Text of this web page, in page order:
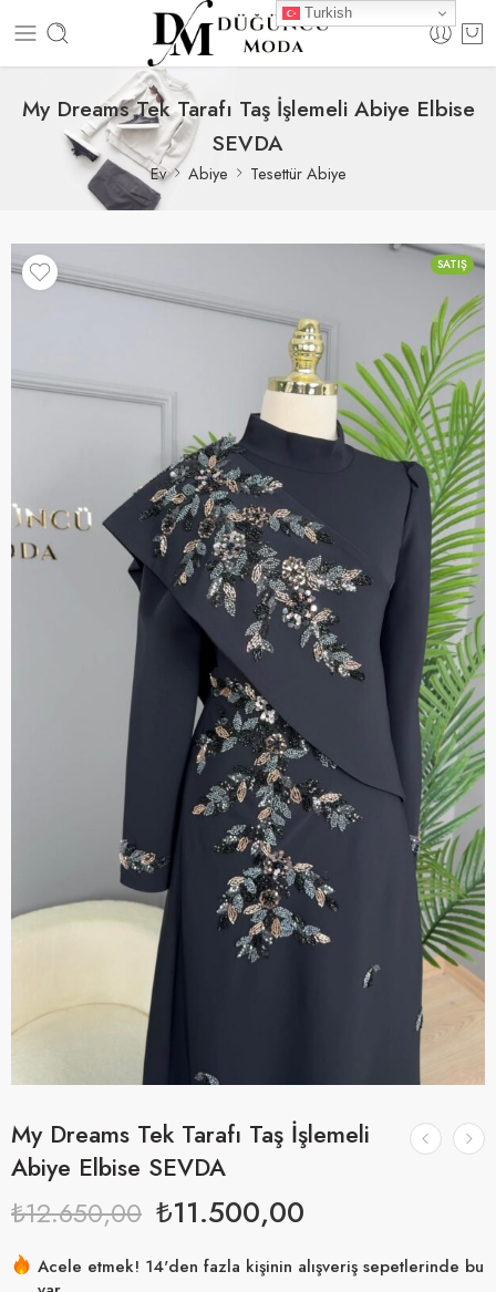
My Dreams Tek Tarafı Taş İşlemeli Abiye Elbise
SEVDA
Ev Abiye Tesettür Abiye
SATIŞ
My Dreams Tek Tarafı Taş İşlemeli
Abiye Elbise SEVDA
₺12.650,00 ₺11.500,00
Acele etmek! 14'den fazla kişinin alışveriş sepetlerinde bu
Turkish